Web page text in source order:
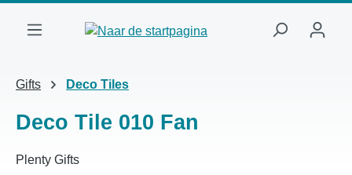
Gifts Deco Tiles
Deco Tile 010 Fan
Plenty Gifts